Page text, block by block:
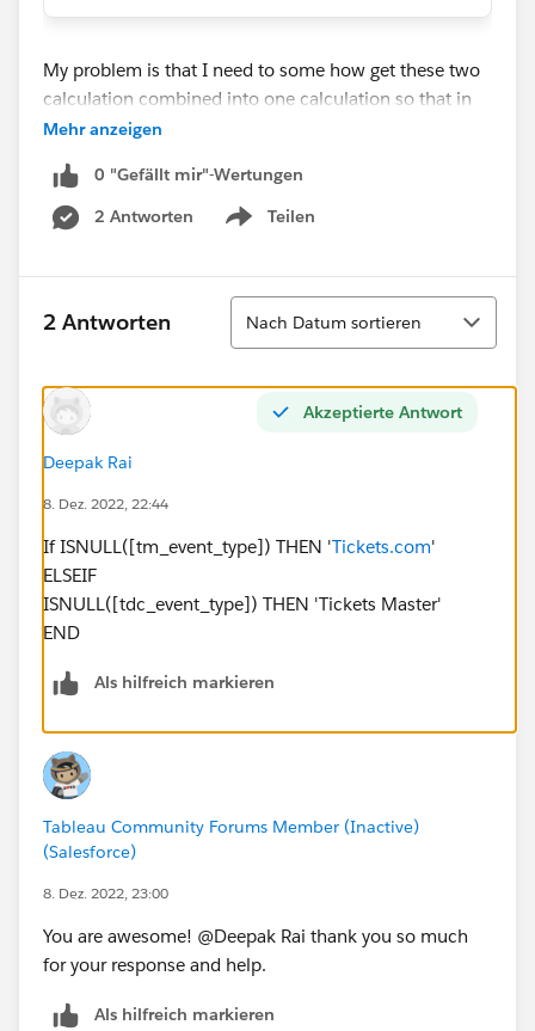
My problem is that I need to some how get these two
calculation combined into one calculation so that in
the tooltip it only shows the ticket provider for each
the ticket provider and something else which I don't
want. Would someone please help me in this situation
Mehr anzeigen
0 "Gefällt mir"-Wertungen
2 Antworten
Teilen
Show menu
2 Antworten
Sortieren
Nach Datum sortieren
Akzeptierte Antwort
Deepak Rai
8. Dez. 2022, 22:44
If ISNULL([tm_event_type]) THEN 'Tickets.com'
ELSEIF
ISNULL([tdc_event_type]) THEN 'Tickets Master'
END
Als hilfreich markieren
Tableau Community Forums Member (Inactive)
(Salesforce)
8. Dez. 2022, 23:00
You are awesome! @Deepak Rai​ thank you so much
for your response and help.
Als hilfreich markieren